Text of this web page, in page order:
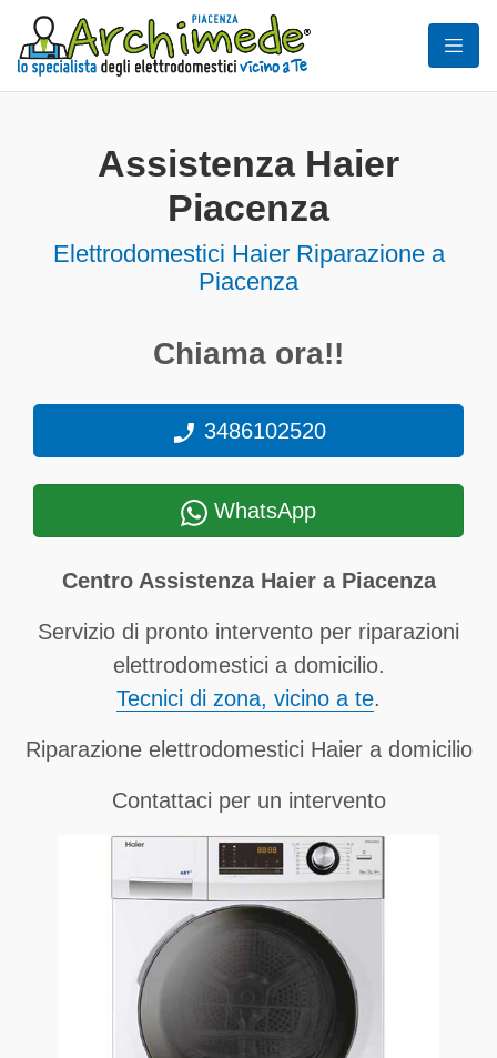
Assistenza Haier
Piacenza
Elettrodomestici Haier Riparazione a
Piacenza
Chiama ora!!
3486102520
WhatsApp
Centro Assistenza Haier a Piacenza
Servizio di pronto intervento per riparazioni
elettrodomestici a domicilio.
Tecnici di zona, vicino a te.
Riparazione elettrodomestici Haier a domicilio
Contattaci per un intervento